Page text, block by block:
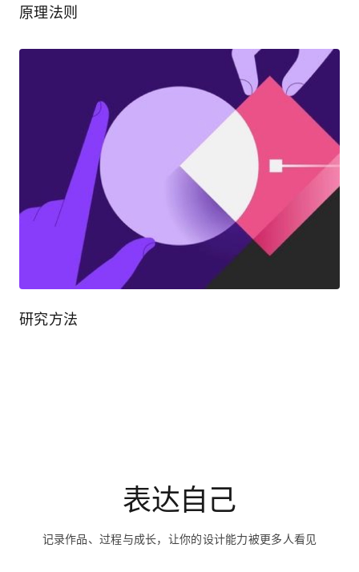
原理法则
研究方法
表达自己
记录作品、过程与成长，让你的设计能力被更多人看见